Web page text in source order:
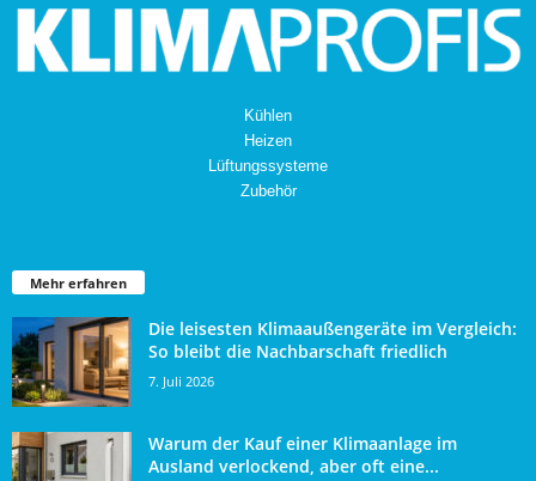
Kühlen
Heizen
Lüftungssysteme
Zubehör
Mehr erfahren
Die leisesten Klimaaußengeräte im Vergleich:
So bleibt die Nachbarschaft friedlich
7. Juli 2026
Warum der Kauf einer Klimaanlage im
Ausland verlockend, aber oft eine...